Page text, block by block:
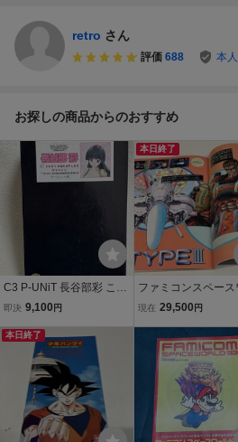
retro さん
評価 688 本
お探しの商品からのおすすめ
C3 P-UNiT 長谷部彩 こみ
っくパーティー ピーユニ
夏 ジャフコン 下着 ガ
レージキット レジンキャ
スト DI
即決 9,100 円
本日終了
ファミコンスペース
ルド93 資料 任天
レット フライヤ
ーム 販促 アンダ
バーコップス
現在 29,500 円
本日終了